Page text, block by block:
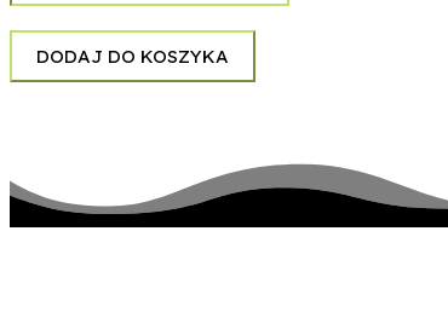
-
Come
Over
(again)
DODAJ DO KOSZYKA